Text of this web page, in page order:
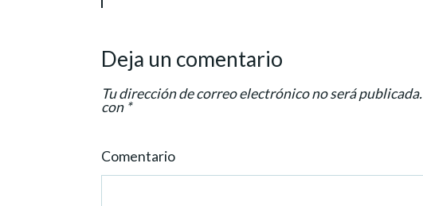
a
i
Deja un comentario
Tu dirección de correo electrónico no será publicada.
con *
Comentario